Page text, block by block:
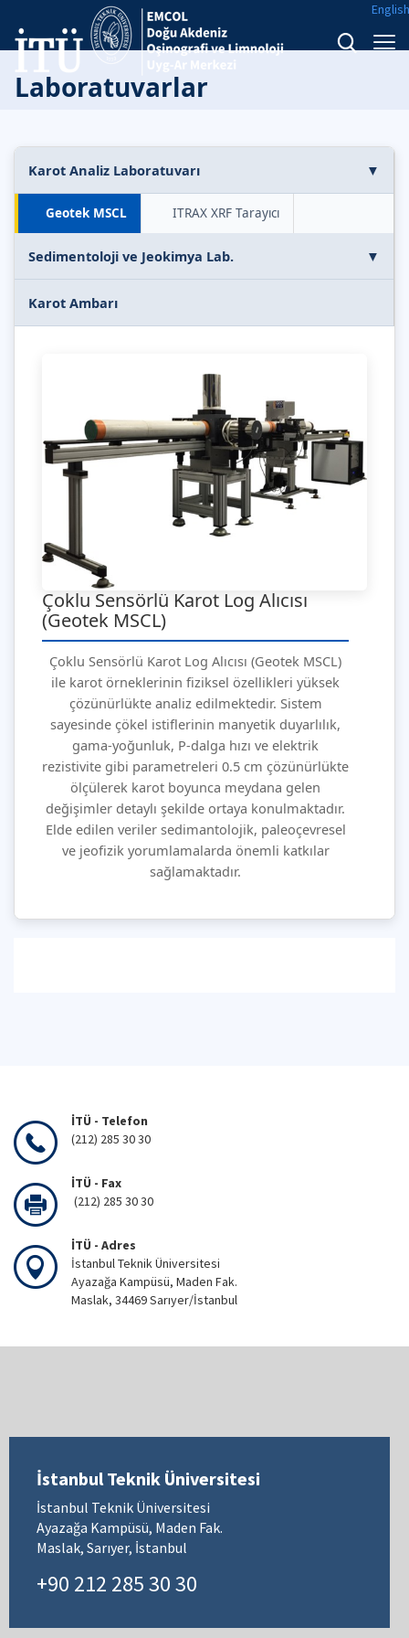
English
Laboratuvarlar
Karot Analiz Laboratuvarı ▼
Geotek MSCL ITRAX XRF Tarayıcı
Sedimentoloji ve Jeokimya Lab. ▼
Karot Ambarı
Çoklu Sensörlü Karot Log Alıcısı
(Geotek MSCL)
Çoklu Sensörlü Karot Log Alıcısı (Geotek MSCL)
ile karot örneklerinin fiziksel özellikleri yüksek
çözünürlükte analiz edilmektedir. Sistem
sayesinde çökel istiflerinin manyetik duyarlılık,
gama-yoğunluk, P-dalga hızı ve elektrik
rezistivite gibi parametreleri 0.5 cm çözünürlükte
ölçülerek karot boyunca meydana gelen
değişimler detaylı şekilde ortaya konulmaktadır.
Elde edilen veriler sedimantolojik, paleoçevresel
ve jeofizik yorumlamalarda önemli katkılar
sağlamaktadır.
İTÜ - Telefon
(212) 285 30 30
İTÜ - Fax
(212) 285 30 30
İTÜ - Adres
İstanbul Teknik Üniversitesi
Ayazağa Kampüsü, Maden Fak.
Maslak, 34469 Sarıyer/İstanbul
İstanbul Teknik Üniversitesi
İstanbul Teknik Üniversitesi
Ayazağa Kampüsü, Maden Fak.
Maslak, Sarıyer, İstanbul
+90 212 285 30 30